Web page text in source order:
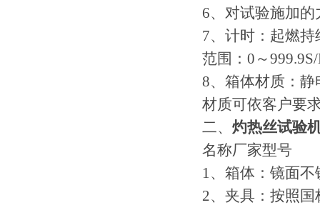
6、对试验施加的
7、计时：起燃
范围：0～
8、箱体材质：
材质可依客户要
二、 灼热丝试验
名称厂家型号
1、箱体：镜面不
2、夹具：按照国